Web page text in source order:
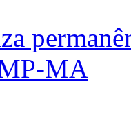
MA